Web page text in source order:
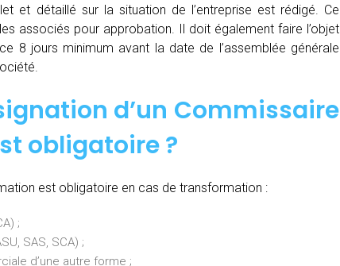
et détaillé sur la situation de l’entreprise est rédigé. Ce
associés pour approbation. Il doit également faire l’objet
8 jours minimum avant la date de l’assemblée générale
d’un Commissaire
obligatoire ?
est obligatoire en cas de transformation :
;
SAS, SCA) ;
d’une autre forme ;